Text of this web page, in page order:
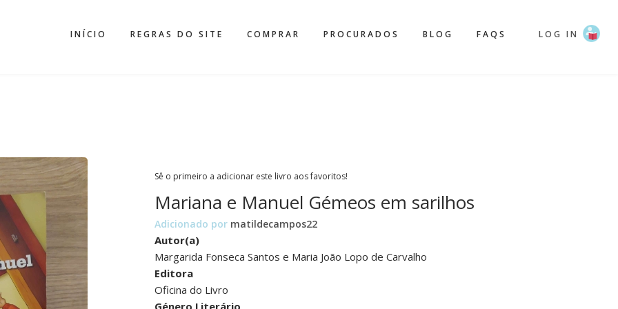
INÍCIO REGRAS DO SITE COMPRAR PROCURADOS BLOG FAQS LOG IN
Sê o primeiro a adicionar este livro aos favoritos!
Mariana e Manuel Gémeos em sarilhos
Adicionado por matildecampos22
Autor(a)
Margarida Fonseca Santos e Maria João Lopo de Carvalho
Editora
Oficina do Livro
Género Literário